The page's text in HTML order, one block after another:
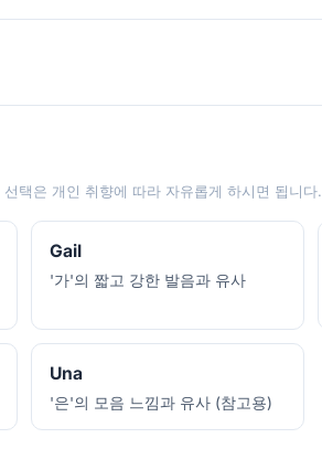
택은 개인 취향에 따라 자유롭게 하시면 됩니다.
Gail
'가'의 짧고 강한 발음과 유사
Una
'은'의 모음 느낌과 유사 (참고용)